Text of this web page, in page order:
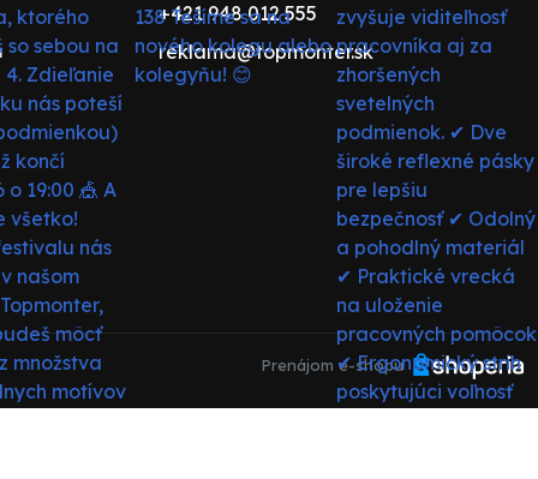
+421 948 012 555
reklama@topmonter.sk
Prenájom e-shopu